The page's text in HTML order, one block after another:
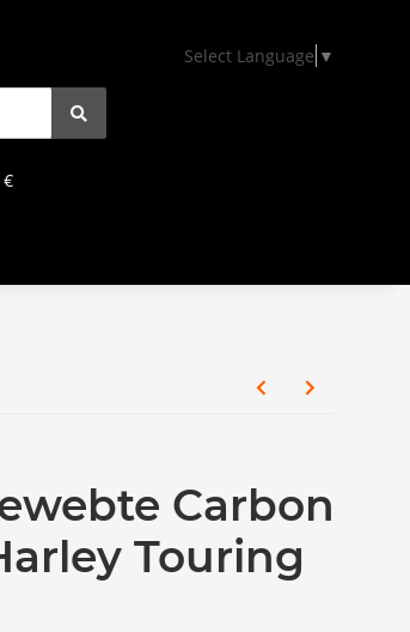
Select Language ▼
€
Carbon
Touring